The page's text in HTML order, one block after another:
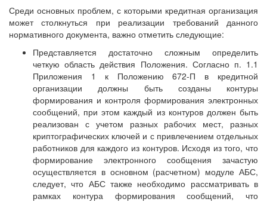
Среди основных проблем, с которыми кредитная организация
может столкнуться при реализации требований данного
нормативного документа, важно отметить следующие:
Представляется достаточно сложным определить
четкую область действия Положения. Согласно п. 1.1
Приложения 1 к Положению 672-П в кредитной
организации должны быть созданы контуры
формирования и контроля формирования электронных
сообщений, при этом каждый из контуров должен быть
реализован с учетом разных рабочих мест, разных
криптографических ключей и с привлечением отдельных
работников для каждого из контуров. Исходя из того, что
формирование электронного сообщения зачастую
осуществляется в основном (расчетном) модуле АБС,
следует, что АБС также необходимо рассматривать в
рамках контура формирования сообщений, что